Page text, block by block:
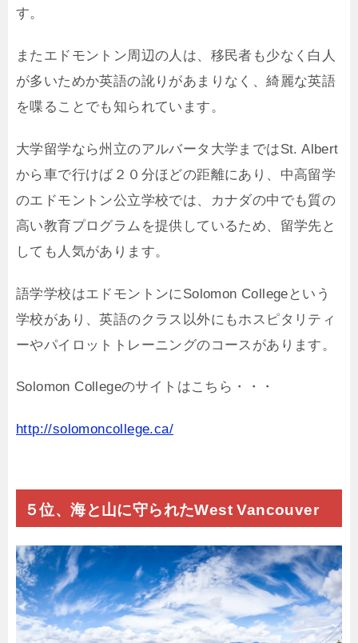
す。
またエドモントン周辺の人は、移民者も少なく白人
が多いためか英語の訛りがあまりなく、綺麗な英語
を喋ることでも知られています。
大学留学なら州立のアルバータ大学まではSt. Albert
から車で行けば２０分ほどの距離にあり、中高留学
のエドモントン公立学校では、カナダの中でも質の
高い教育プログラムを提供しているため、留学先と
しても人気があります。
語学学校はエドモントンにSolomon Collegeという
学校があり、英語のクラス以外にもホスピタリティ
ーやパイロットトレーニングのコースがあります。
Solomon Collegeのサイトはこちら・・・
http://solomoncollege.ca/
５位、海と山に守られたWest Vancouver